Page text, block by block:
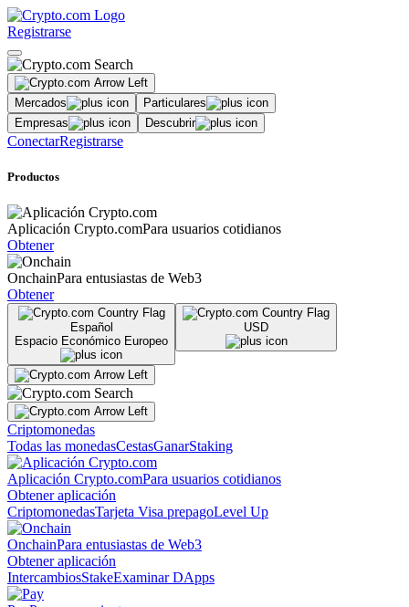
Registrarse
Mercados
Particulares
Empresas
Descubrir
ConectarRegistrarse
Productos
Aplicación Crypto.comPara usuarios cotidianos
Obtener
OnchainPara entusiastas de Web3
Obtener
Español
Espacio Económico Europeo
USD
Criptomonedas
Todas las monedasCestasGanarStaking
Aplicación Crypto.comPara usuarios cotidianos
Obtener aplicación
CriptomonedasTarjeta Visa prepagoLevel Up
OnchainPara entusiastas de Web3
Obtener aplicación
IntercambiosStakeExaminar DApps